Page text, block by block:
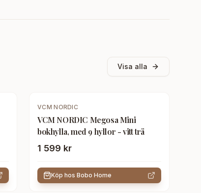
Visa alla
VCM NORDIC
VCM NORDIC Megosa Mini
bokhylla, med 9 hyllor - vitt trä
1 599 kr
Köp hos Bobo Home